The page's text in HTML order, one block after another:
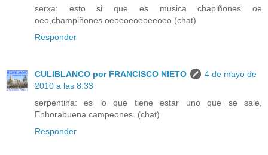
serxa: esto si que es musica chapiñones oe
oeo,champiñones oeoeoeoeoeeoeo (chat)
Responder
CULIBLANCO por FRANCISCO NIETO
4 de mayo de
2010 a las 8:33
serpentina: es lo que tiene estar uno que se sale,
Enhorabuena campeones. (chat)
Responder